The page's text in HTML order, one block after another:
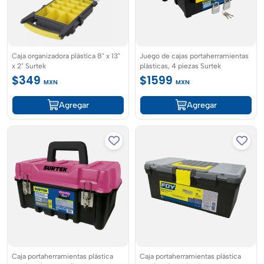
Caja organizadora plástica 8" x 13"
x 2" Surtek
$349 MXN
Agregar
Juego de cajas portaherramientas
plásticas, 4 piezas Surtek
$1599 MXN
Agregar
Caja portaherramientas plástica
Caja portaherramientas plástica